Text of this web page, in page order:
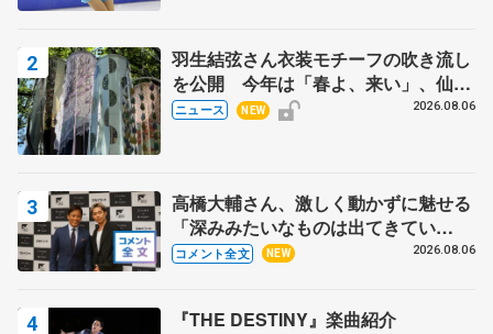
羽生結弦さん衣装モチーフの吹き流し
を公開 今年は「春よ、来い」、仙台
の瑞鳳殿
ニュース NEW 2026.08.06
高橋大輔さん、激しく動かずに魅せる
「深みみたいなものは出てきてい
る？」 〝兄さん〟と慕うレジェンド
コメント全文 NEW 2026.08.06
『THE DESTINY』楽曲紹介